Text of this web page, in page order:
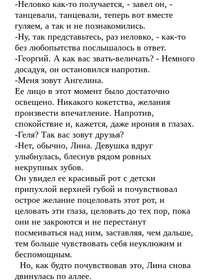
-Неловко как-то получается, - завел он, -
танцевали, танцевали, теперь вот вместе
гуляем, а так и не познакомились.
-Ну, так представьтесь, раз неловко, - как-то
без любопытства послышалось в ответ.
-Георгий. А как вас звать-величать? - Немного
досадуя, он остановился напротив.
-Меня зовут Ангелина.
Ее лицо в этот момент было достаточно
освещено. Никакого кокетства, желания
произвести впечатление. Напротив,
спокойствие и, кажется, даже ирония в глазах.
-Геля? Так вас зовут друзья?
-Нет, обычно, Лина. Девушка вдруг
улыбнулась, блеснув рядом ровных
некрупных зубов.
Он увидел ее красивый рот с детски
припухлой верхней губой и почувствовал
острое желание поцеловать этот рот, и
целовать эти глаза, целовать до тех пор, пока
они не закроются и не перестанут
посмеиваться над ним, заставляя, чем дальше,
тем больше чувствовать себя неуклюжим и
беспомощным.
Но, как будто почувствовав это, Лина снова
двинулась по аллее.